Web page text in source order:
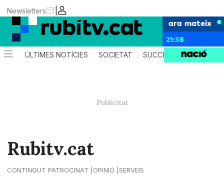
|
Newsletters
ara mateix
21:38
ÚLTIMES NOTÍCIES SOCIETAT SUCCESSOS
Rubitv.cat
CONTINGUT PATROCINAT OPINIÓ SERVEIS